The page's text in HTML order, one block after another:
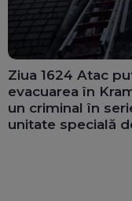
Ziua 1624 Atac
evacuarea în
un criminal în
unitate specială